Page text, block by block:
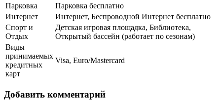
Парковка
Парковка бесплатно
Интернет
Интернет, Беспроводной Интернет бесплатно
Спорт и
Отдых
Детская игровая площадка, Библиотека,
Открытый бассейн (работает по сезонам)
Виды
принимаемых
кредитных
карт
Visa, Euro/Mastercard
Добавить комментарий